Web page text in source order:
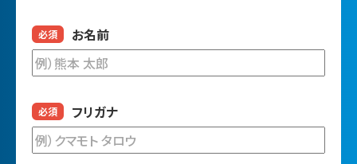
お名前
必須
フリガナ
必須